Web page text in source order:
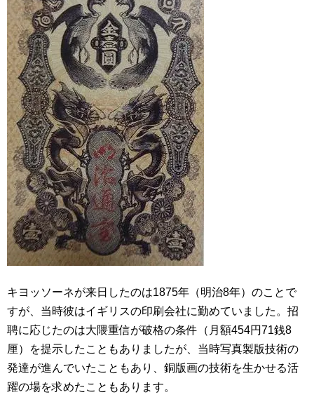
キヨッソーネが来日したのは1875年（明治8年）のことで
すが、当時彼はイギリスの印刷会社に勤めていました。招
聘に応じたのは大隈重信が破格の条件（月額454円71銭8
厘）を提示したこともありましたが、当時写真製版技術の
発達が進んでいたこともあり、銅版画の技術を生かせる活
躍の場を求めたこともあります。